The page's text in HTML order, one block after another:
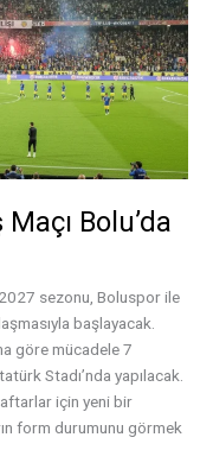
Bolu’da
sezonu, Boluspor ile
başlayacak.
göre mücadele 7
Stadı’nda yapılacak.
için yeni bir
form durumunu görmek